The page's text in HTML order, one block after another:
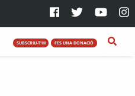
SUBSCRIU-T'HI FES UNA DONACIÓ